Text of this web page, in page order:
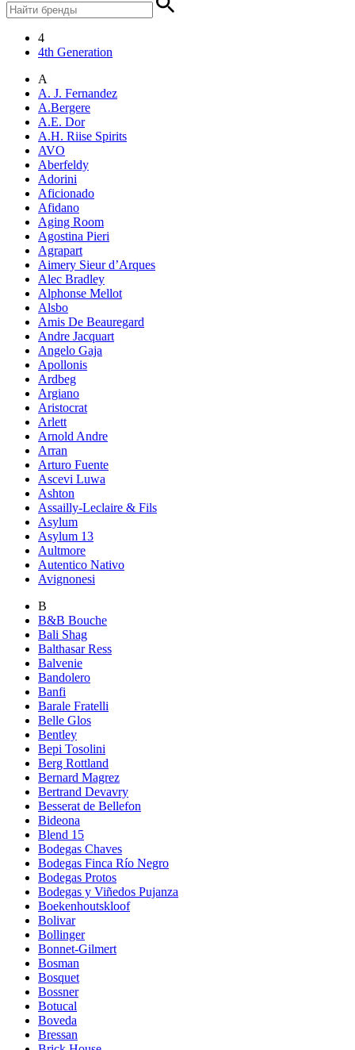
4
4th Generation
A
A. J. Fernandez
A.Bergere
A.E. Dor
A.H. Riise Spirits
AVO
Aberfeldy
Adorini
Aficionado
Afidano
Aging Room
Agostina Pieri
Agrapart
Aimery Sieur d’Arques
Alec Bradley
Alphonse Mellot
Alsbo
Amis De Beauregard
Andre Jacquart
Angelo Gaja
Apollonis
Ardbeg
Argiano
Aristocrat
Arlett
Arnold Andre
Arran
Arturo Fuente
Ascevi Luwa
Ashton
Assailly-Leclaire & Fils
Asylum
Asylum 13
Aultmore
Autentico Nativo
Avignonesi
B
B&B Bouche
Bali Shag
Balthasar Ress
Balvenie
Bandolero
Banfi
Barale Fratelli
Belle Glos
Bentley
Bepi Tosolini
Berg Rottland
Bernard Magrez
Bertrand Devavry
Besserat de Bellefon
Bideona
Blend 15
Bodegas Chaves
Bodegas Finca Río Negro
Bodegas Protos
Bodegas y Viñedos Pujanza
Boekenhoutskloof
Bolivar
Bollinger
Bonnet-Gilmert
Bosman
Bosquet
Bossner
Botucal
Boveda
Bressan